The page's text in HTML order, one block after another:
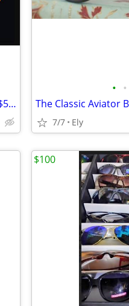
16 Different Pairs Of Men's Riding Glasses $5.00 Each
• •
The Classic Aviator
7/7 Ely
$100